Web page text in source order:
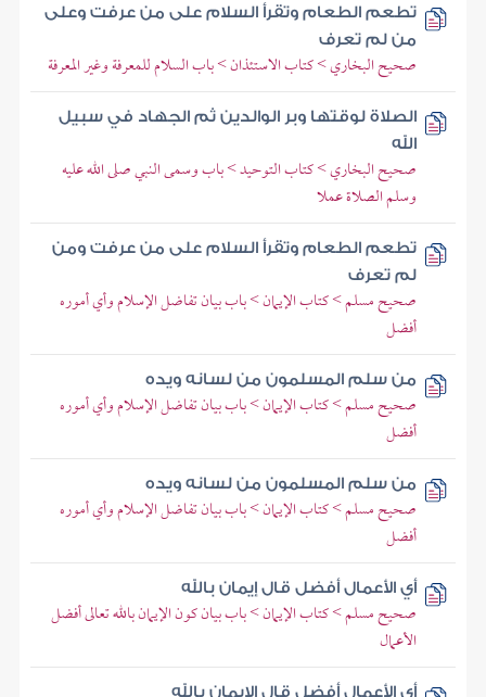
تطعم الطعام وتقرأ السلام على من عرفت وعلى
من لم تعرف
صحيح البخاري > كتاب الاستئذان > باب السلام للمعرفة وغير المعرفة
الصلاة لوقتها وبر الوالدين ثم الجهاد في سبيل
الله
صحيح البخاري > كتاب التوحيد > باب وسمى النبي صلى الله عليه
وسلم الصلاة عملا
تطعم الطعام وتقرأ السلام على من عرفت ومن
لم تعرف
صحيح مسلم > كتاب الإيمان > باب بيان تفاضل الإسلام وأي أموره
أفضل
من سلم المسلمون من لسانه ويده
صحيح مسلم > كتاب الإيمان > باب بيان تفاضل الإسلام وأي أموره
أفضل
من سلم المسلمون من لسانه ويده
صحيح مسلم > كتاب الإيمان > باب بيان تفاضل الإسلام وأي أموره
أفضل
أي الأعمال أفضل قال إيمان بالله
صحيح مسلم > كتاب الإيمان > باب بيان كون الإيمان بالله تعالى أفضل
الأعمال
أي الأعمال أفضل قال الإيمان بالله